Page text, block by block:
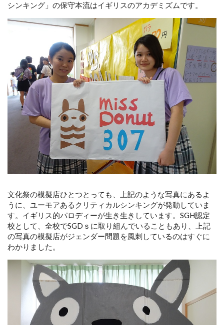
シンキング」の保守本流はイギリスのアカデミズムです。
文化祭の模擬店ひとつとっても、上記のような写真にあるよ
うに、ユーモアあるクリティカルシンキングが発動していま
す。イギリス的パロディーが生き生きしています。SGH認定
校として、全校でSGDｓに取り組んでいることもあり、上記
の写真の模擬店がジェンダー問題を風刺しているのはすぐに
わかりました。